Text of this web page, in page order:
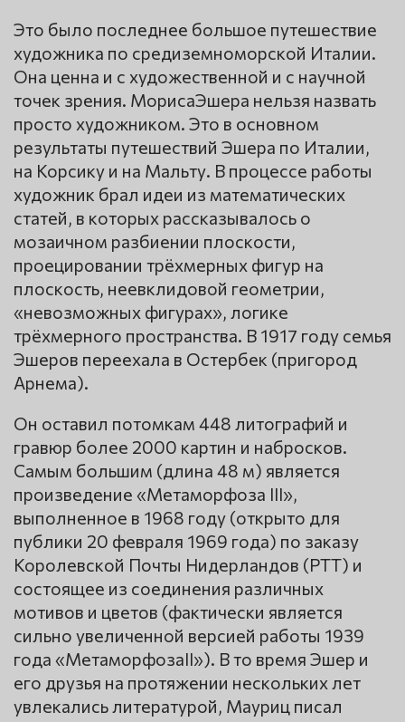
Это было последнее большое путешествие
художника по средиземноморской Италии.
Она ценна и с художественной и с научной
точек зрения. МорисаЭшера нельзя назвать
просто художником. Это в основном
результаты путешествий Эшера по Италии,
на Корсику и на Мальту. В процессе работы
художник брал идеи из математических
статей, в которых рассказывалось о
мозаичном разбиении плоскости,
проецировании трёхмерных фигур на
плоскость, неевклидовой геометрии,
«невозможных фигурах», логике
трёхмерного пространства. В 1917 году семья
Эшеров переехала в Остербек (пригород
Арнема).
Он оставил потомкам 448 литографий и
гравюр более 2000 картин и набросков.
Самым большим (длина 48 м) является
произведение «Метаморфоза III»,
выполненное в 1968 году (открыто для
публики 20 февраля 1969 года) по заказу
Королевской Почты Нидерландов (PTT) и
состоящее из соединения различных
мотивов и цветов (фактически является
сильно увеличенной версией работы 1939
года «МетаморфозаII»). В то время Эшер и
его друзья на протяжении нескольких лет
увлекались литературой, Мауриц писал